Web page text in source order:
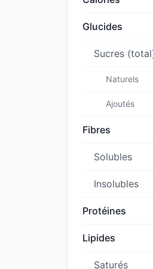
Glucides
Sucres
Naturels
Ajoutés
Fibres
Solubles
Insolubles
Protéines
Lipides
Saturés